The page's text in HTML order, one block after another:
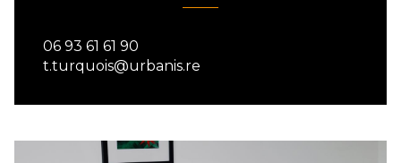
06 93 61 61 90
t.turquois@urbanis.re